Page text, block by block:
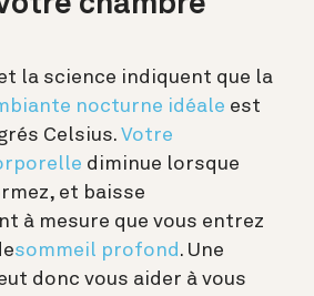
la science indiquent que la
nocturne idéale est
Celsius. Votre
diminue lorsque
et baisse
à mesure que vous entrez
sommeil profond . Une
donc vous aider à vous